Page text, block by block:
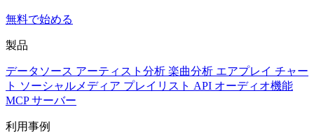
無料で始める
製品
データソース アーティスト分析 楽曲分析 エアプレイ チャー
ト ソーシャルメディア プレイリスト API オーディオ機能
MCP サーバー
利用事例